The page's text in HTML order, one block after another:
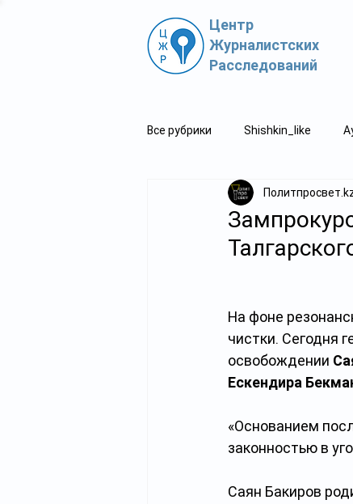
Центр
Журналистских
Расследований
Все рубрики Shishkin_like
Политпросвет.kz
На фоне
чистки. Сегодня
освобождении
Ескендира
«Основанием
законностью в
Саян Бакиров